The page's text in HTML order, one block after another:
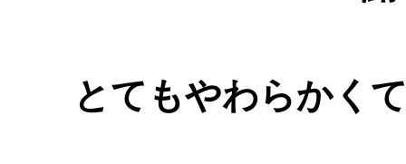
とてもやわらかく